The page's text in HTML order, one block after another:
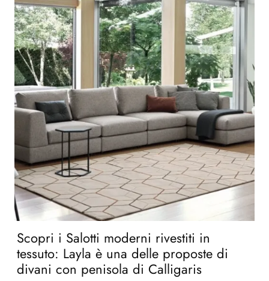
Scopri i Salotti moderni rivestiti in
tessuto: Layla è una delle proposte di
divani con penisola di Calligaris